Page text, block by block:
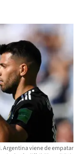
Argentina viene de empatar